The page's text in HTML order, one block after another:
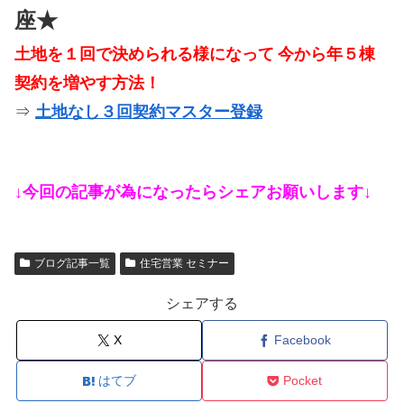
座★
土地を１回で決められる様になって 今から年５棟
契約を増やす方法！
⇒ 土地なし３回契約マスター登録
↓今回の記事が為になったらシェアお願いします↓
ブログ記事一覧 住宅営業 セミナー
シェアする
X Facebook
はてブ Pocket